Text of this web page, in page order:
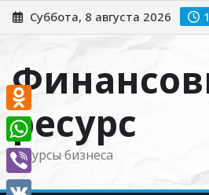
Перейти
к
Суббота, 8 августа 2026
ресурс
Ресурсы бизнеса
Odnoklassniki
WhatsApp
Viber